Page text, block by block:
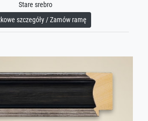
Stare srebro
szczegóły / Zamów ramę